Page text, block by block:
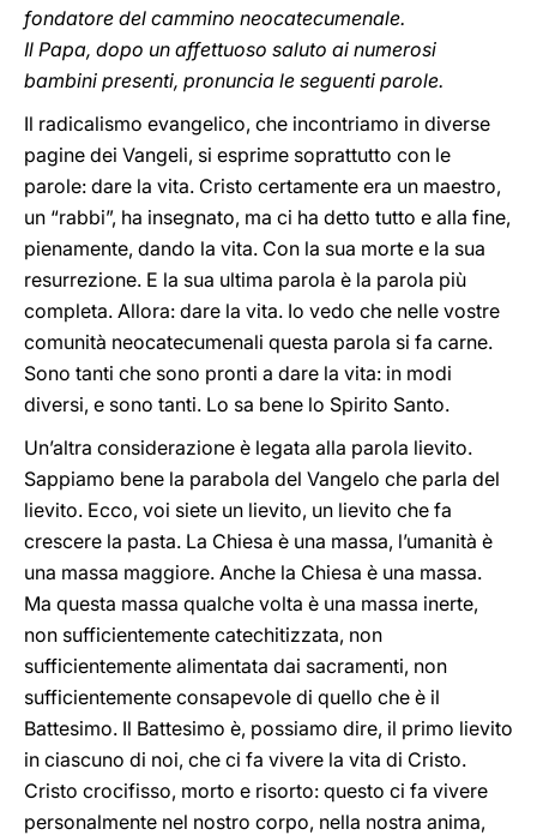
fondatore del cammino neocatecumenale.
Il Papa, dopo un affettuoso saluto ai numerosi
bambini presenti, pronuncia le seguenti parole.
Il radicalismo evangelico, che incontriamo in diverse
pagine dei Vangeli, si esprime soprattutto con le
parole: dare la vita. Cristo certamente era un maestro,
un “rabbi”, ha insegnato, ma ci ha detto tutto e alla fine,
pienamente, dando la vita. Con la sua morte e la sua
resurrezione. E la sua ultima parola è la parola più
completa. Allora: dare la vita. Io vedo che nelle vostre
comunità neocatecumenali questa parola si fa carne.
Sono tanti che sono pronti a dare la vita: in modi
diversi, e sono tanti. Lo sa bene lo Spirito Santo.
Un’altra considerazione è legata alla parola lievito.
Sappiamo bene la parabola del Vangelo che parla del
lievito. Ecco, voi siete un lievito, un lievito che fa
crescere la pasta. La Chiesa è una massa, l’umanità è
una massa maggiore. Anche la Chiesa è una massa.
Ma questa massa qualche volta è una massa inerte,
non sufficientemente catechitizzata, non
sufficientemente alimentata dai sacramenti, non
sufficientemente consapevole di quello che è il
Battesimo. Il Battesimo è, possiamo dire, il primo lievito
in ciascuno di noi, che ci fa vivere la vita di Cristo.
Cristo crocifisso, morto e risorto: questo ci fa vivere
personalmente nel nostro corpo, nella nostra anima,